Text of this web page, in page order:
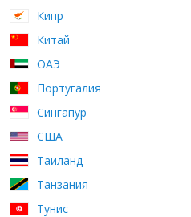
Кипр
Китай
ОАЭ
Португалия
Сингапур
США
Таиланд
Танзания
Тунис